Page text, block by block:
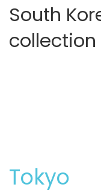
South
collection
Tokyo